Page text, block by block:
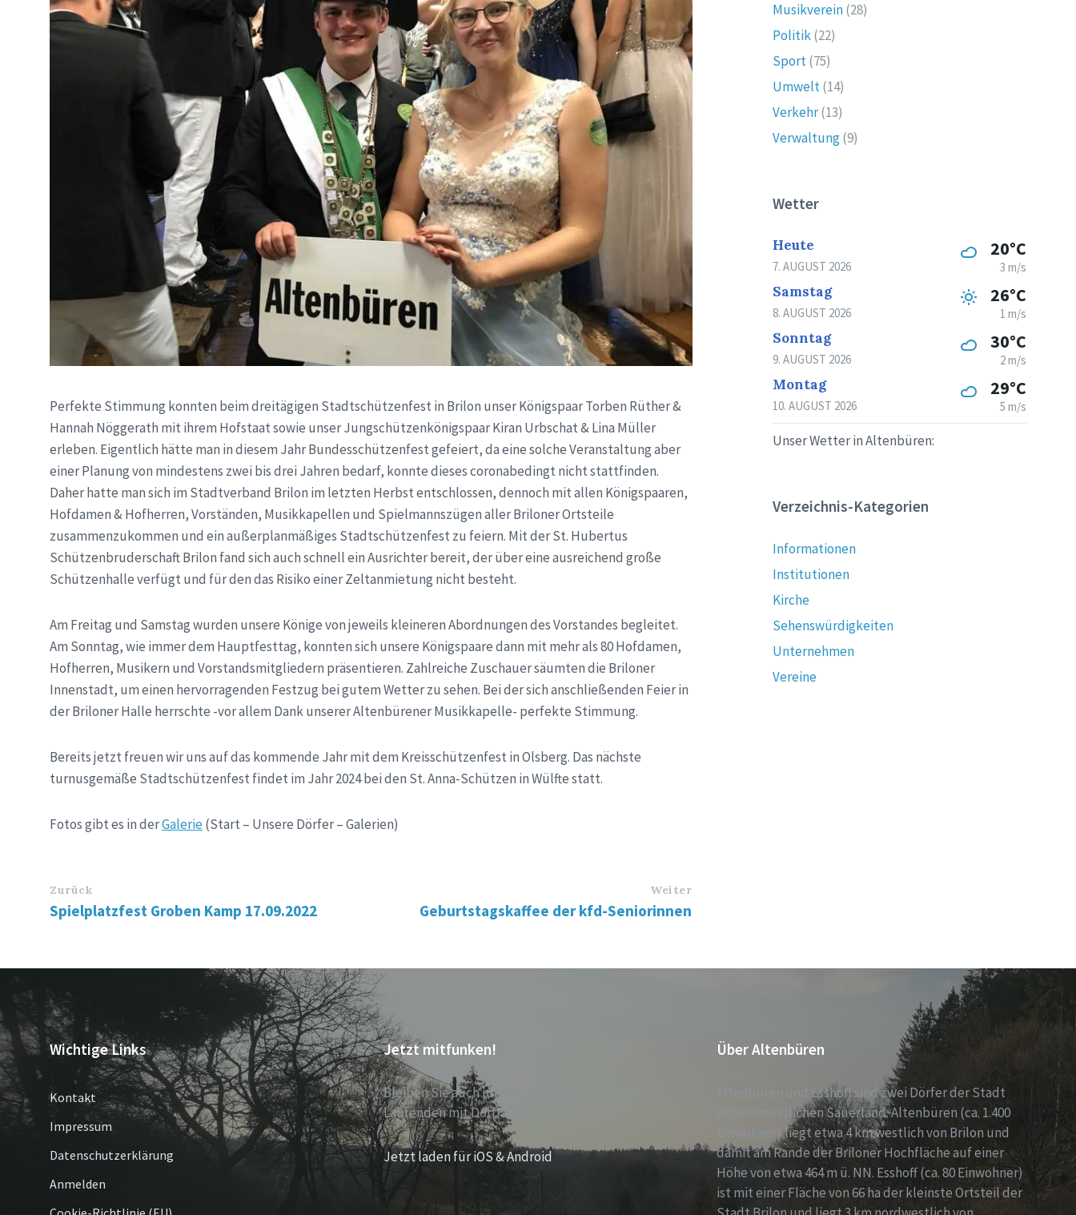
Perfekte Stimmung konnten beim dreitägigen Stadtschützenfest in Brilon unser Königspaar Torben Rüther &
Hannah Nöggerath mit ihrem Hofstaat sowie unser Jungschützenkönigspaar Kiran Urbschat & Lina Müller
erleben. Eigentlich hätte man in diesem Jahr Bundesschützenfest gefeiert, da eine solche Veranstaltung aber
einer Planung von mindestens zwei bis drei Jahren bedarf, konnte dieses coronabedingt nicht stattfinden.
Daher hatte man sich im Stadtverband Brilon im letzten Herbst entschlossen, dennoch mit allen Königspaaren,
Hofdamen & Hofherren, Vorständen, Musikkapellen und Spielmannszügen aller Briloner Ortsteile
zusammenzukommen und ein außerplanmäßiges Stadtschützenfest zu feiern. Mit der St. Hubertus
Schützenbruderschaft Brilon fand sich auch schnell ein Ausrichter bereit, der über eine ausreichend große
Schützenhalle verfügt und für den das Risiko einer Zeltanmietung nicht besteht.
Am Freitag und Samstag wurden unsere Könige von jeweils kleineren Abordnungen des Vorstandes begleitet.
Am Sonntag, wie immer dem Hauptfesttag, konnten sich unsere Königspaare dann mit mehr als 80 Hofdamen,
Hofherren, Musikern und Vorstandsmitgliedern präsentieren. Zahlreiche Zuschauer säumten die Briloner
Innenstadt, um einen hervorragenden Festzug bei gutem Wetter zu sehen. Bei der sich anschließenden Feier in
der Briloner Halle herrschte -vor allem Dank unserer Altenbürener Musikkapelle- perfekte Stimmung.
Bereits jetzt freuen wir uns auf das kommende Jahr mit dem Kreisschützenfest in Olsberg. Das nächste
turnusgemäße Stadtschützenfest findet im Jahr 2024 bei den St. Anna-Schützen in Wülfte statt.
Fotos gibt es in derGalerie(Start – Unsere Dörfer – Galerien)
Zurück
Spielplatzfest Groben Kamp 17.09.2022
Weiter
Geburtstagskaffee der kfd-Seniorinnen
Musikverein(28)
Politik(22)
Sport(75)
Umwelt(14)
Verkehr(13)
Verwaltung(9)
Wetter
Heute
7. AUGUST 2026
20°C
3 m/s
Samstag
8. AUGUST 2026
26°C
1 m/s
Sonntag
9. AUGUST 2026
30°C
2 m/s
Montag
10. AUGUST 2026
29°C
5 m/s
Unser Wetter in Altenbüren:
Verzeichnis-Kategorien
Informationen
Institutionen
Kirche
Sehenswürdigkeiten
Unternehmen
Vereine
Wichtige Links
Kontakt
Impressum
Datenschutzerklärung
Anmelden
Jetzt mitfunken!
Bleiben Sie auch unterwegs immer auf dem
Laufenden mit DorfFunk!
Jetzt laden für iOS & Android
Über Altenbüren
Altenbüren und Esshoff sind zwei Dörfer der Stadt
Brilon im östlichen Sauerland. Altenbüren (ca. 1.400
Einwohner) liegt etwa 4 km westlich von Brilon und
damit am Rande der Briloner Hochfläche auf einer
Höhe von etwa 464 m ü. NN. Esshoff (ca. 80 Einwohner)
ist mit einer Fläche von 66 ha der kleinste Ortsteil der